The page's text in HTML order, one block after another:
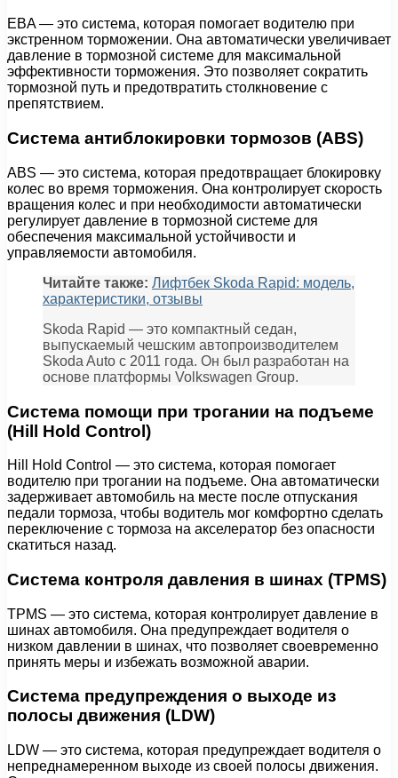
EBA — это система, которая помогает водителю при
экстренном торможении. Она автоматически увеличивает
давление в тормозной системе для максимальной
эффективности торможения. Это позволяет сократить
тормозной путь и предотвратить столкновение с
препятствием.
Система антиблокировки тормозов (ABS)
ABS — это система, которая предотвращает блокировку
колес во время торможения. Она контролирует скорость
вращения колес и при необходимости автоматически
регулирует давление в тормозной системе для
обеспечения максимальной устойчивости и
управляемости автомобиля.
Читайте также: Лифтбек Skoda Rapid: модель,
характеристики, отзывы
Skoda Rapid — это компактный седан,
выпускаемый чешским автопроизводителем
Skoda Auto с 2011 года. Он был разработан на
основе платформы Volkswagen Group.
Система помощи при трогании на подъеме
(Hill Hold Control)
Hill Hold Control — это система, которая помогает
водителю при трогании на подъеме. Она автоматически
задерживает автомобиль на месте после отпускания
педали тормоза, чтобы водитель мог комфортно сделать
переключение с тормоза на акселератор без опасности
скатиться назад.
Система контроля давления в шинах (TPMS)
TPMS — это система, которая контролирует давление в
шинах автомобиля. Она предупреждает водителя о
низком давлении в шинах, что позволяет своевременно
принять меры и избежать возможной аварии.
Система предупреждения о выходе из
полосы движения (LDW)
LDW — это система, которая предупреждает водителя о
непреднамеренном выходе из своей полосы движения.